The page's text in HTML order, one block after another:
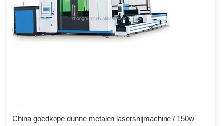
China goedkope dunne metalen lasersnijmachine / 150w